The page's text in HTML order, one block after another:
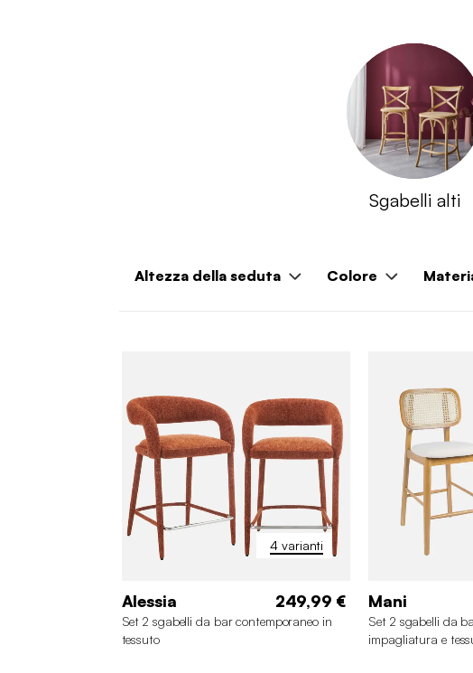
Sgabelli alti
Altezza della seduta Colore
4 varianti
Alessia 249,99 €
Set 2 sgabelli da bar contemporaneo in
tessuto
Mani
Set 2 sgabelli da
impagliatura e